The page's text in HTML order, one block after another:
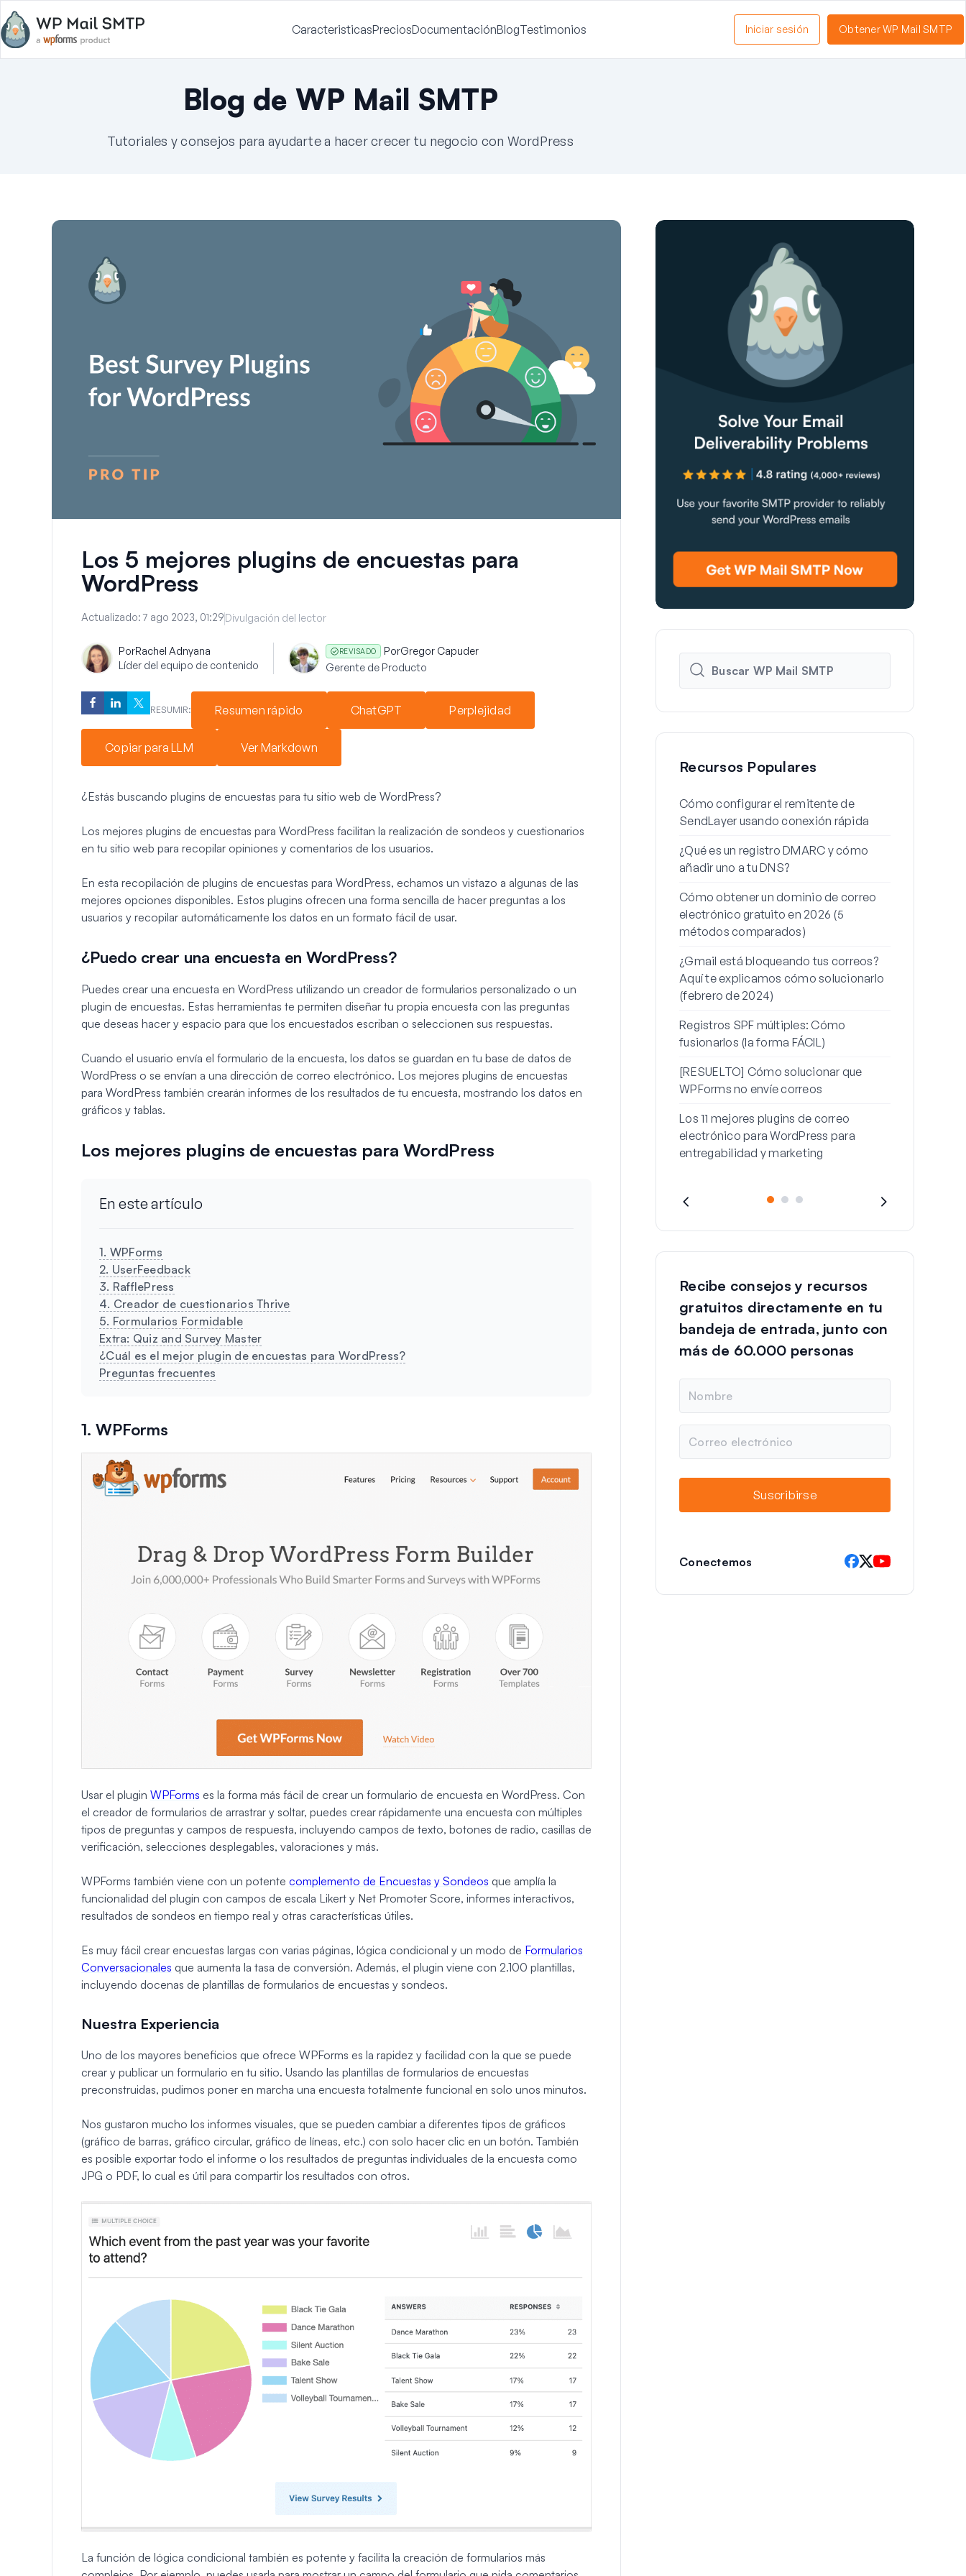
CaracteristicasPreciosDocumentaciónBlogTestimonios Iniciar sesión Obtener WP Mail SMTP
Blog de WP Mail SMTP
Tutoriales y consejos para ayudarte a hacer crecer tu negocio con WordPress
Los 5 mejores plugins de encuestas para
WordPress
Actualizado: 7 ago 2023, 01:29Divulgación del lector
PorRachel Adnyana
Líder del equipo de contenido
REVISADO PorGregor Capuder
Gerente de Producto
RESUMIR: Resumen rápido ChatGPT Perplejidad
Copiar para LLM Ver Markdown
¿Estás buscando plugins de encuestas para tu sitio web de WordPress?
Los mejores plugins de encuestas para WordPress facilitan la realización de sondeos y cuestionarios
en tu sitio web para recopilar opiniones y comentarios de los usuarios.
En esta recopilación de plugins de encuestas para WordPress, echamos un vistazo a algunas de las
mejores opciones disponibles. Estos plugins ofrecen una forma sencilla de hacer preguntas a los
usuarios y recopilar automáticamente los datos en un formato fácil de usar.
¿Puedo crear una encuesta en WordPress?
Puedes crear una encuesta en WordPress utilizando un creador de formularios personalizado o un
plugin de encuestas. Estas herramientas te permiten diseñar tu propia encuesta con las preguntas
que deseas hacer y espacio para que los encuestados escriban o seleccionen sus respuestas.
Cuando el usuario envía el formulario de la encuesta, los datos se guardan en tu base de datos de
WordPress o se envían a una dirección de correo electrónico. Los mejores plugins de encuestas
para WordPress también crearán informes de los resultados de tu encuesta, mostrando los datos en
gráficos y tablas.
Los mejores plugins de encuestas para WordPress
En este artículo
1. WPForms
2. UserFeedback
3. RafflePress
4. Creador de cuestionarios Thrive
5. Formularios Formidable
Extra: Quiz and Survey Master
¿Cuál es el mejor plugin de encuestas para WordPress?
Preguntas frecuentes
1. WPForms
Usar el plugin WPForms es la forma más fácil de crear un formulario de encuesta en WordPress. Con
el creador de formularios de arrastrar y soltar, puedes crear rápidamente una encuesta con múltiples
tipos de preguntas y campos de respuesta, incluyendo campos de texto, botones de radio, casillas de
verificación, selecciones desplegables, valoraciones y más.
WPForms también viene con un potente complemento de Encuestas y Sondeos que amplía la
funcionalidad del plugin con campos de escala Likert y Net Promoter Score, informes interactivos,
resultados de sondeos en tiempo real y otras características útiles.
Es muy fácil crear encuestas largas con varias páginas, lógica condicional y un modo de Formularios
Conversacionales que aumenta la tasa de conversión. Además, el plugin viene con 2.100 plantillas,
incluyendo docenas de plantillas de formularios de encuestas y sondeos.
Nuestra Experiencia
Uno de los mayores beneficios que ofrece WPForms es la rapidez y facilidad con la que se puede
crear y publicar un formulario en tu sitio. Usando las plantillas de formularios de encuestas
preconstruidas, pudimos poner en marcha una encuesta totalmente funcional en solo unos minutos.
Nos gustaron mucho los informes visuales, que se pueden cambiar a diferentes tipos de gráficos
(gráfico de barras, gráfico circular, gráfico de líneas, etc.) con solo hacer clic en un botón. También
es posible exportar todo el informe o los resultados de preguntas individuales de la encuesta como
JPG o PDF, lo cual es útil para compartir los resultados con otros.
La función de lógica condicional también es potente y facilita la creación de formularios más
Recursos Populares
Cómo configurar el remitente de
SendLayer usando conexión rápida
¿Qué es un registro DMARC y cómo
añadir uno a tu DNS?
Cómo obtener un dominio de correo
electrónico gratuito en 2026 (5
métodos comparados)
¿Gmail está bloqueando tus correos?
Aquí te explicamos cómo solucionarlo
(febrero de 2024)
Registros SPF múltiples: Cómo
fusionarlos (la forma FÁCIL)
[RESUELTO] Cómo solucionar que
WPForms no envíe correos
Los 11 mejores plugins de correo
electrónico para WordPress para
entregabilidad y marketing
Recibe consejos y recursos
gratuitos directamente en tu
bandeja de entrada, junto con
más de 60.000 personas
m
b
r
e
t
ó
Suscribirse
Conectemos